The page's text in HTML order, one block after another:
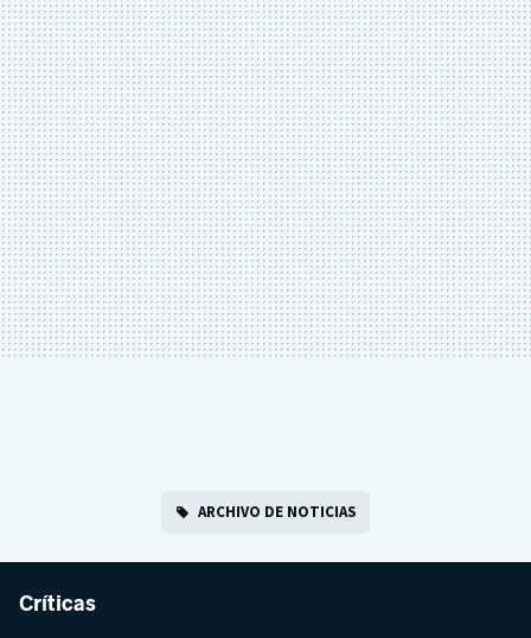
ARCHIVO DE NOTICIAS
Críticas